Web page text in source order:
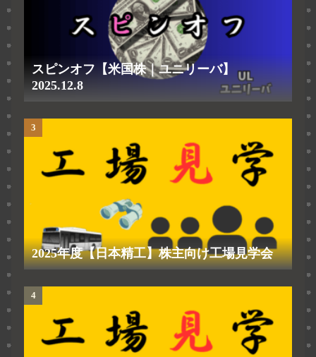
スピンオフ【米国株｜ユニリーバ】
2025.12.8
2025年度【日本精工】株主向け工場見学会